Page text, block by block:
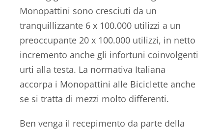
Monopattini sono cresciuti da un
tranquillizzante 6 x 100.000 utilizzi a un
preoccupante 20 x 100.000 utilizzi, in netto
incremento anche gli infortuni coinvolgenti
urti alla testa. La normativa Italiana
accorpa i Monopattini alle Biciclette anche
se si tratta di mezzi molto differenti.
Ben venga il recepimento da parte della